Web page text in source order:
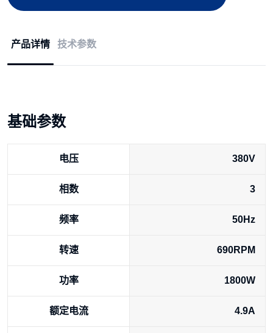
产品详情 技术参数
基础参数
电压 380V
相数 3
频率 50Hz
转速 690RPM
功率 1800W
额定电流 4.9A